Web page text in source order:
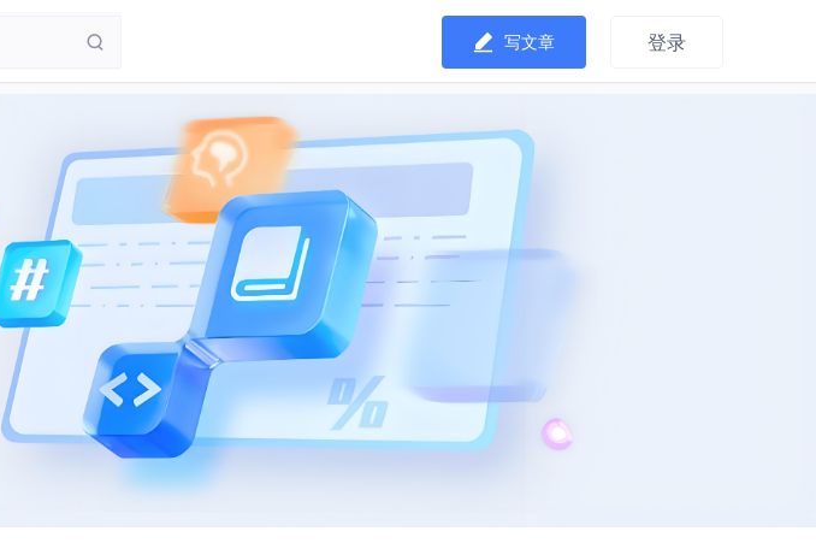
写文章 登录